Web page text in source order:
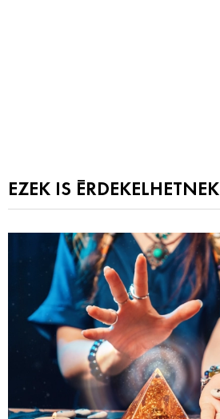
EZEK IS ÉRDEKELHETNEK